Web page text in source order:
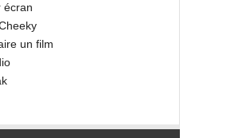
écran
un film